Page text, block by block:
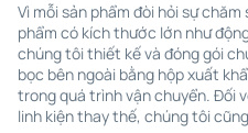
Vì mỗi sản phẩm đòi hỏi sự
phẩm có kích thước lớn như
chúng tôi thiết kế và đóng gói
bọc bên ngoài bằng hộp xuất
trong quá trình vận chuyển. Đối với các thành phần nhỏ hơn và
linh kiện thay thế, chúng tôi